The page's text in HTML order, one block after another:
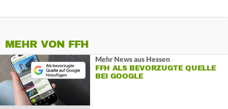
MEHR VON FFH
Mehr News aus Hessen
FFH ALS BEVORZUGTE QUELLE
BEI GOOGLE